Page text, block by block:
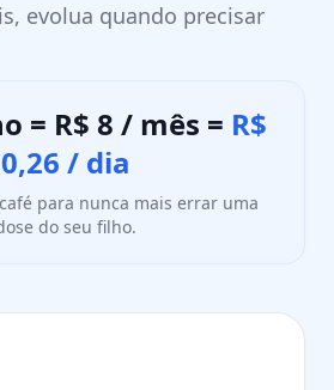
evolua quando precisar
= R$ 8 / mês = R$
0,26 / dia
para nunca mais errar uma
do seu filho.